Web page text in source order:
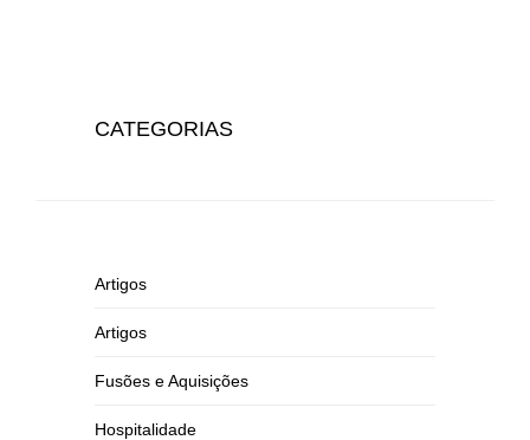
CATEGORIAS
Artigos
Artigos
Fusões e Aquisições
Hospitalidade